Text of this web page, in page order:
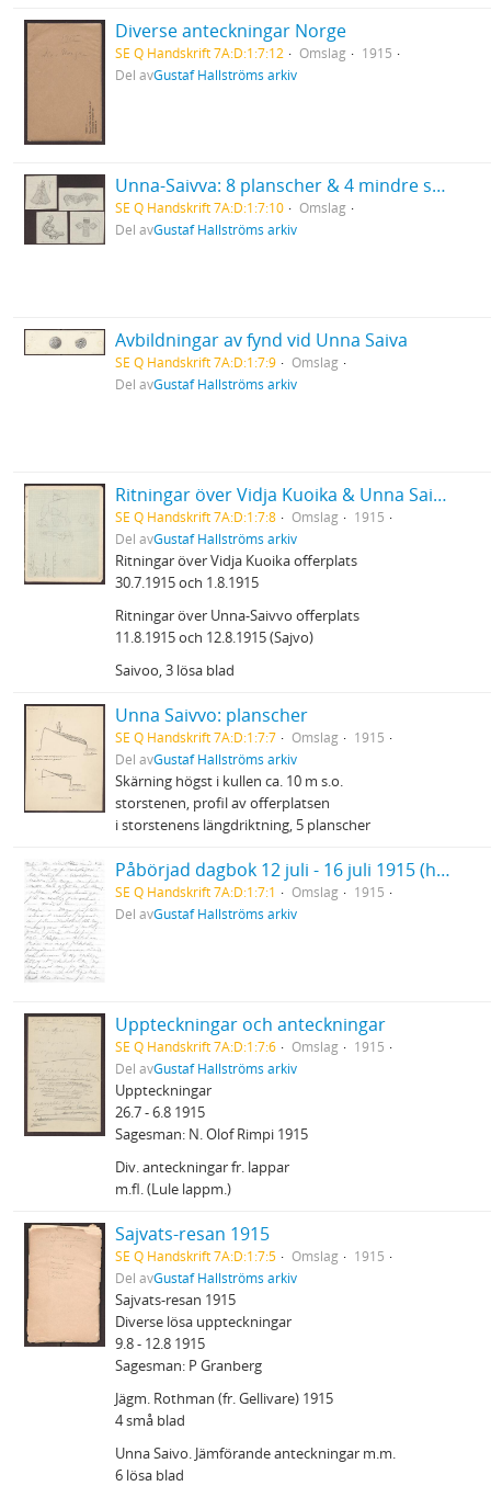
Diverse anteckningar Norge
SE Q Handskrift 7A:D:1:7:12 Omslag
1915
Del avGustaf Hallströms arkiv
Unna-Saivva: 8 planscher & 4 mindre skisser
SE Q Handskrift 7A:D:1:7:10
Omslag
Del avGustaf Hallströms arkiv
Avbildningar av fynd vid Unna Saiva
SE Q Handskrift 7A:D:1:7:9
Omslag
Del avGustaf Hallströms arkiv
Ritningar över Vidja Kuoika & Unna Saivvo offerplatser
SE Q Handskrift 7A:D:1:7:8 Omslag
1915
Del avGustaf Hallströms arkiv
Ritningar över Vidja Kuoika offerplats
30.7.1915 och 1.8.1915
Ritningar över Unna-Saivvo offerplats
11.8.1915 och 12.8.1915 (Sajvo)
Saivoo, 3 lösa blad
Unna Saivvo: planscher
SE Q Handskrift 7A:D:1:7:7 Omslag
1915
Del avGustaf Hallströms arkiv
Skärning högst i kullen ca. 10 m s.o.
storstenen, profil av offerplatsen
i storstenens längdriktning, 5 planscher
Påbörjad dagbok 12 juli - 16 juli 1915 (handskrift)
SE Q Handskrift 7A:D:1:7:1 Omslag
1915
Del avGustaf Hallströms arkiv
Uppteckningar och anteckningar
SE Q Handskrift 7A:D:1:7:6 Omslag
1915
Del avGustaf Hallströms arkiv
Uppteckningar
26.7 - 6.8 1915
Sagesman: N. Olof Rimpi 1915
Div. anteckningar fr. lappar
m.fl. (Lule lappm.)
Sajvats-resan 1915
SE Q Handskrift 7A:D:1:7:5 Omslag
1915
Del avGustaf Hallströms arkiv
Sajvats-resan 1915
Diverse lösa uppteckningar
9.8 - 12.8 1915
Sagesman: P Granberg
Jägm. Rothman (fr. Gellivare) 1915
4 små blad
Unna Saivo. Jämförande anteckningar m.m.
6 lösa blad